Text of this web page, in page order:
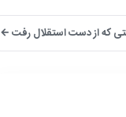
که از دست استقلال رفت ←